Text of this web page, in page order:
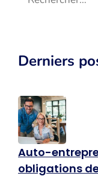
Derniers
Auto-
obligations